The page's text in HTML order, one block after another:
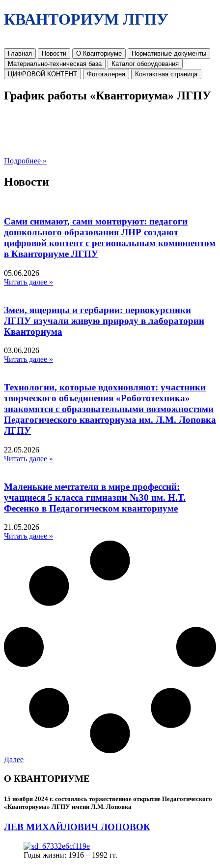
КВАНТОРИУМ ЛГПУ
Главная Новости О Кванториуме
Нормативные документы
Материально-техническая база
Каталог оборудования
ЦИФРОВОЙ КОНТЕНТ
Фотогалерея Контактная страница
График работы «Кванториума» ЛГПУ
Подробнее »
Новости
Сами снимают, сами монтируют: педагоги
дошкольного образования ЛНР создают
цифровой контент с региональным компонентом
в Кванториуме ЛГПУ​
05.06.2026
Читать далее »
Змеи, ящерицы и гербарии: первокурсники
ЛГПУ изучали живую природу в лаборатории
Кванториума
03.06.2026
Читать далее »
Технологии, которые вдохновляют: участники
творческого объединения «Робототехника»
знакомятся с образовательными возможностями
Педагогического кванториума им. Л.М. Лоповка
ЛГПУ
22.05.2026
Читать далее »
Маленькие мечтатели в мире профессий:
учащиеся 5 класса гимназии №30 им. Н.Т.
Фесенко в Педагогическом кванториуме
21.05.2026
Читать далее »
Далее
О КВАНТОРИУМЕ
15 ноября 2024 г. состоялось торжественное открытие Педагогического
«Кванториума» ЛГПУ имени Л.М. Лоповка
ЛЕВ МИХАЙЛОВИЧ ЛОПОВОК
Годы жизни: 1916 – 1992 гг.